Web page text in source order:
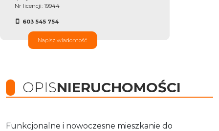
Nr licencji: 19944
603 545 754
Napisz wiadomość
OPISNIERUCHOMOŚCI
Funkcjonalne i nowoczesne mieszkanie do